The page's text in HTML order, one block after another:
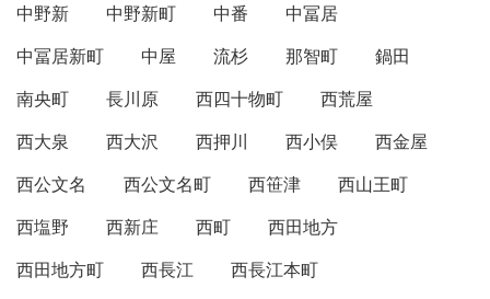
中野新
中野新町 中番
中冨居
中冨居新町
中屋 流杉 那智町
鍋田
南央町
長川原 西四十物町
西荒屋
西大泉
西大沢 西押川 西小俣
西金屋
西公文名
西公文名町 西笹津
西山王町
西塩野
西新庄 西町
西田地方
西田地方町
西長江
西長江本町